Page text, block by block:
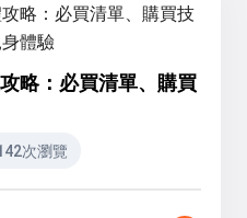
略：必買清單、購買
次瀏覽